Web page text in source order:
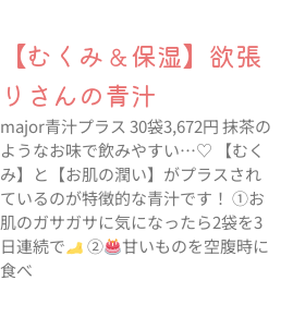
【むくみ＆保湿】欲張
りさんの青汁
major青汁プラス 30袋3,672円 抹茶の
ようなお味で飲みやすい…♡ 【むく
み】と【お肌の潤い】がプラスされ
ているのが特徴的な青汁です！ ①お
肌のガサガサに気になったら2袋を3
日連続で
②
甘いものを空腹時に
食べ